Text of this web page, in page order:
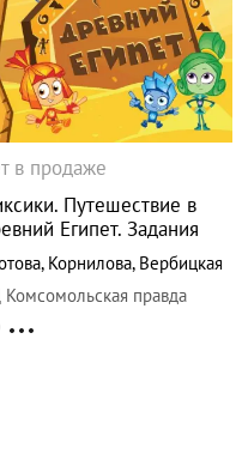
в продаже
Путешествие в
Египет. Задания
, Корнилова, Вербицкая
правда